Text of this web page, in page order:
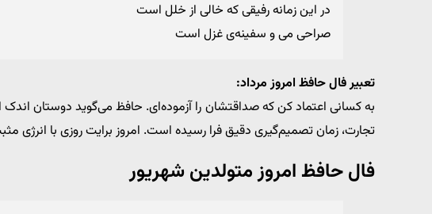
در این زمانه رفیقی که خالی از خلل است
صراحی می و سفینه‌ی غزل است
تعبیر فال حافظ امروز مرداد:
به کسانی اعتماد کن که صداقتشان را آزموده‌ای. حافظ می‌گوید دوستان اندک
تجارت، زمان تصمیم‌گیری دقیق فرا رسیده است. امروز برایت روزی با انرژی
فال حافظ امروز متولدین شهریور